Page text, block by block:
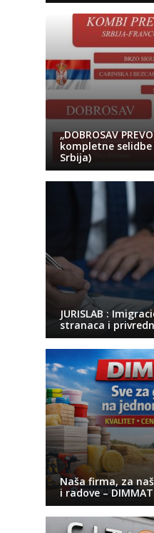
„DOBROSAV
kompletne
Srbija)
JURISLAB :
stranaca i
Naša firma, za
i radove – DIMMAT